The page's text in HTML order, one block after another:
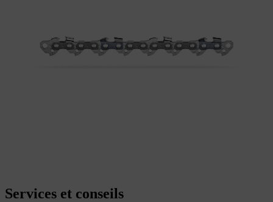
Services et conseils